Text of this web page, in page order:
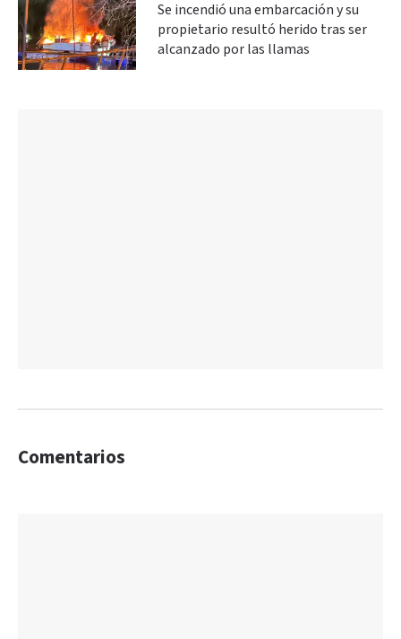
Se incendió una embarcación y su
propietario resultó herido tras ser
alcanzado por las llamas
Comentarios